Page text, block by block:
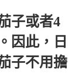
子或者4
因此，日
子不用擔